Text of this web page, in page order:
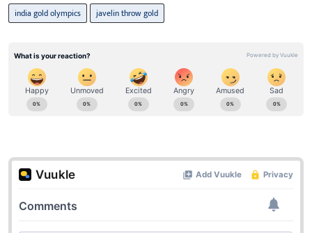
india gold olympics
javelin throw gold